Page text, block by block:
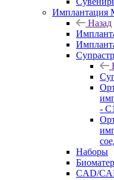
Имплантация
Назад
-
Наборы
CAD/